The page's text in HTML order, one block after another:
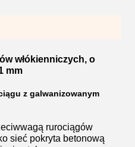
włókienniczych, o
mm
z galwanizowanym
rurociągów
sieć pokryta betonową